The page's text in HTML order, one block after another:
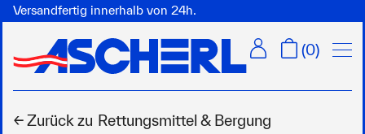
Versandfertig innerhalb von 24h.
(0)
← Zurück zu Rettungsmittel & Bergung